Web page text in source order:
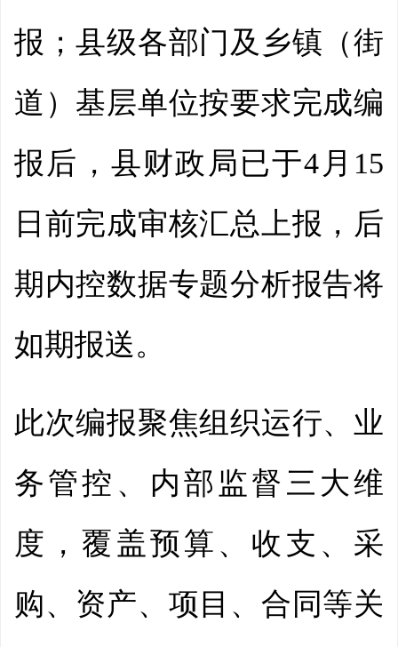
报；县级各部门及乡镇（街
道）基层单位按要求完成编
报后，县财政局已于4月15
日前完成审核汇总上报，后
期内控数据专题分析报告将
如期报送。
此次编报聚焦组织运行、业
务管控、内部监督三大维
度，覆盖预算、收支、采
购、资产、项目、合同等关